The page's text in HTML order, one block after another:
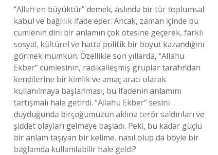
“Allah en büyüktür” demek, aslında bir tür toplumsal
kabul ve bağlılık ifade eder. Ancak, zaman içinde bu
cümlenin dini bir anlamın çok ötesine geçerek, farklı
sosyal, kültürel ve hatta politik bir boyut kazandığını
görmek mümkün. Özellikle son yıllarda, “Allahu
Ekber” cümlesinin, radikalleşmiş gruplar tarafından
kendilerine bir kimlik ve amaç aracı olarak
kullanılmaya başlanması, bu ifadenin anlamını
tartışmalı hale getirdi. “Allahu Ekber” sesini
duyduğunda birçoğumuzun aklına terör saldırıları ve
şiddet olayları gelmeye başladı. Peki, bu kadar güçlü
bir anlam taşıyan bir kelime, nasıl olup da böyle bir
bağlamda kullanılabilir hale geldi?